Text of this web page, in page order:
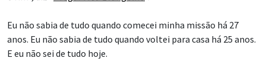
Eu não sabia de tudo quando comecei minha missão há 27
anos. Eu não sabia de tudo quando voltei para casa há 25 anos.
E eu não sei de tudo hoje.